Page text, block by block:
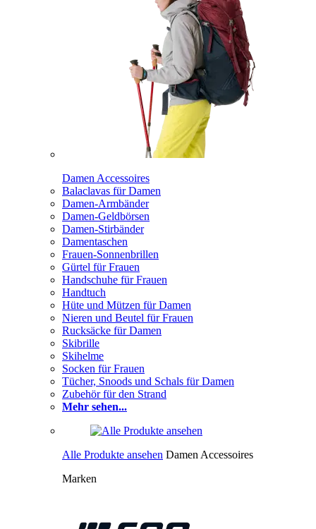
Damen Accessoires
Balaclavas für Damen
Damen-Armbänder
Damen-Geldbörsen
Damen-Stirbänder
Damentaschen
Frauen-Sonnenbrillen
Gürtel für Frauen
Handschuhe für Frauen
Handtuch
Hüte und Mützen für Damen
Nieren und Beutel für Frauen
Rucksäcke für Damen
Skibrille
Skihelme
Socken für Frauen
Tücher, Snoods und Schals für Damen
Zubehör für den Strand
Mehr sehen...
Alle Produkte ansehen Damen Accessoires
Marken